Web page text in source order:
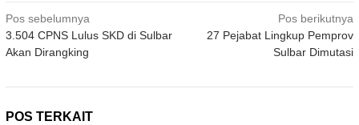
Navigasi
pos
Pos sebelumnya
3.504 CPNS Lulus SKD di Sulbar
Akan Dirangking
Pos berikutnya
27 Pejabat Lingkup Pemprov
Sulbar Dimutasi
POS TERKAIT